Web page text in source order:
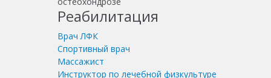
Реабилитация
Врач ЛФК
Спортивный врач
Массажист
Инструктор по лечебной физкультуре